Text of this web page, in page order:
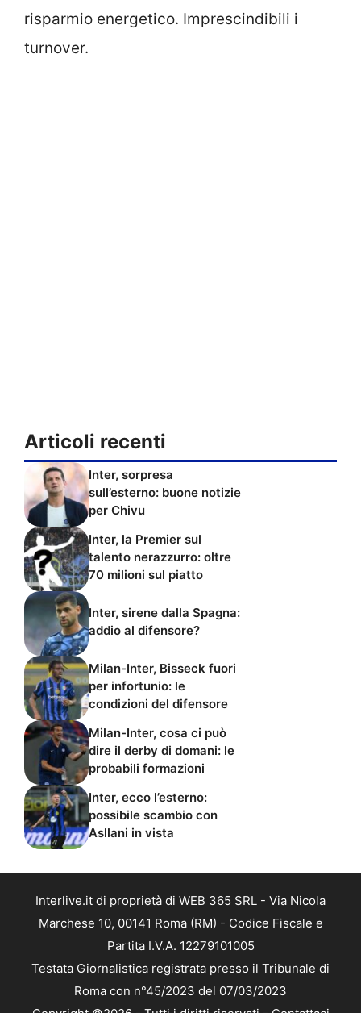
risparmio energetico. Imprescindibili i
turnover.
Articoli recenti
Inter, sorpresa
sull’esterno: buone notizie
per Chivu
Inter, la Premier sul
talento nerazzurro: oltre
70 milioni sul piatto
Inter, sirene dalla Spagna:
addio al difensore?
Milan-Inter, Bisseck fuori
per infortunio: le
condizioni del difensore
Milan-Inter, cosa ci può
dire il derby di domani: le
probabili formazioni
Inter, ecco l’esterno:
possibile scambio con
Asllani in vista
Interlive.it di proprietà di WEB 365 SRL - Via Nicola
Marchese 10, 00141 Roma (RM) - Codice Fiscale e
Partita I.V.A. 12279101005
Testata Giornalistica registrata presso il Tribunale di
Roma con n°45/2023 del 07/03/2023